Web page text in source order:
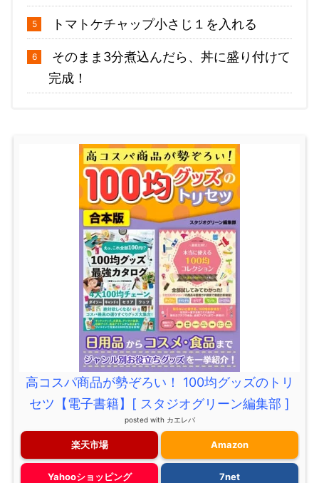
トマトケチャップ小さじ１を入れる
そのまま3分煮込んだら、丼に盛り付けて
完成！
高コスパ商品が勢ぞろい！ 100均グッズのトリ
セツ【電子書籍】[ スタジオグリーン編集部 ]
posted with カエレバ
楽天市場 Amazon
Yahooショッピング 7net